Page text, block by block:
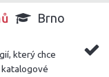
Brno
který chce
katalogové